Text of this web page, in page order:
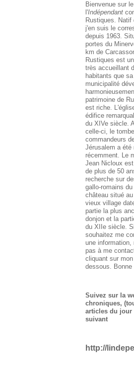
Bienvenue sur
l'Indépendant
Rustiques. Natif
j'en suis le
depuis 1963.
portes du
km de
Rustiques est
très accueillant
habitants que sa
municipalité
patrimoine de
est riche.
édifice
du XIVe siècle.
celle-ci, le
commandeurs
Jérusalem a été
récemment. Le
Jean Nicloux
de plus de 50
recherche sur
gallo-romains
château situé
vieux village
partie la plus
donjon et la
du XIIe siècle.
souhaitez me
une information,
pas à me
cliquant sur
dessous. Bonne
Suivez sur la
chroniques,
articles du jour
suivant
http://